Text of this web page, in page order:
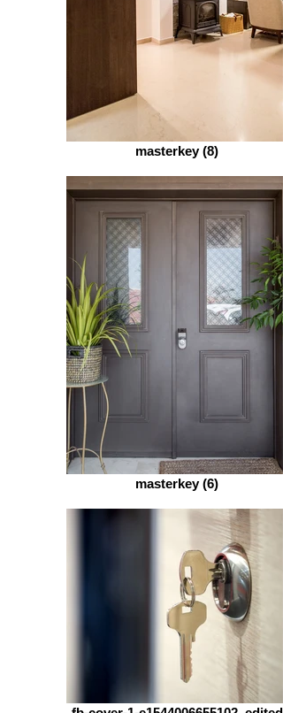
masterkey (8)
masterkey (6)